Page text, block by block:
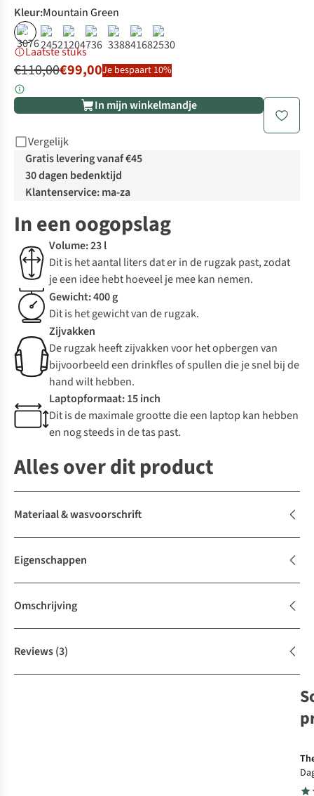
Kleur:Mountain Green
% % % % % % %
Laatste stuks
€110,00€99,00Je bespaart 10%
In mijn winkelmandje
Vergelijk
Gratis levering vanaf €45
30 dagen bedenktijd
Klantenservice: ma-za
In een oogopslag
Volume: 23 l
Dit is het aantal liters dat er in de rugzak past, zodat
je een idee hebt hoeveel je mee kan nemen.
Gewicht: 400 g
Dit is het gewicht van de rugzak.
Zijvakken
De rugzak heeft zijvakken voor het opbergen van
bijvoorbeeld een drinkfles of spullen die je snel bij de
hand wilt hebben.
Laptopformaat: 15 inch
Dit is de maximale grootte die een laptop kan hebben
en nog steeds in de tas past.
Alles over dit product
Materiaal & wasvoorschrift
Eigenschappen
Omschrijving
Reviews(3)